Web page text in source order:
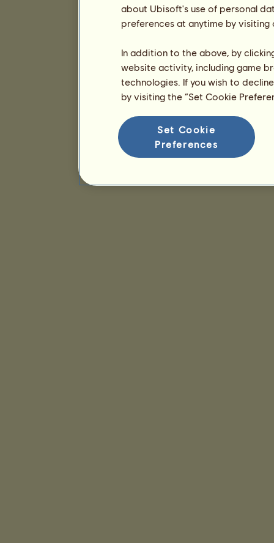
about Ubisoft's use of personal
preferences at anytime by
In addition to the above, by
website activity, including game
technologies. If you wish to
by visiting the “Set Cookie
Set Cookie
Preferences